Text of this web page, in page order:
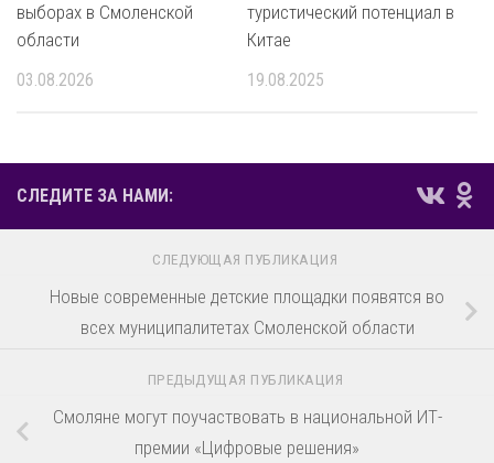
выборах в Смоленской
области
03.08.2026
туристический потенциал в
Китае
19.08.2025
СЛЕДИТЕ ЗА НАМИ:
СЛЕДУЮЩАЯ ПУБЛИКАЦИЯ
Новые современные детские площадки появятся во
всех муниципалитетах Смоленской области
ПРЕДЫДУЩАЯ ПУБЛИКАЦИЯ
Смоляне могут поучаствовать в национальной ИТ-
премии «Цифровые решения»